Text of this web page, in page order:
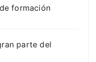
formación
parte del